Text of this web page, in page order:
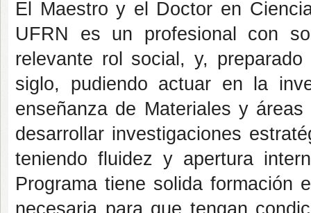
El Maestro y el Doctor en
UFRN es un profesional con
relevante rol social, y,
siglo, pudiendo actuar en la
enseñanza de Materiales y
desarrollar investigaciones
teniendo fluidez y apertura
Programa tiene solida formación
necesaria para que tengan